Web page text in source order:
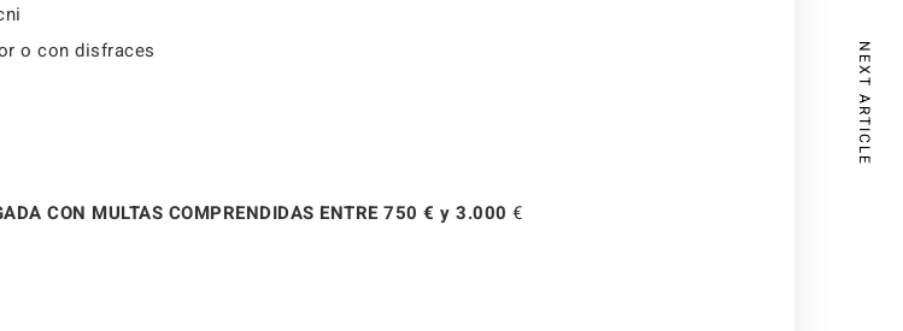
o con disfraces
CON MULTAS COMPRENDIDAS ENTRE 750 € y 3.000 €
NEXT ARTICLE